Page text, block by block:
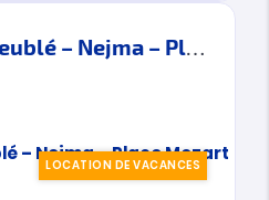
Appartement Meublé – Nejma – Place Mozart – Vacances -Tanger
LOCATION DE VACANCES